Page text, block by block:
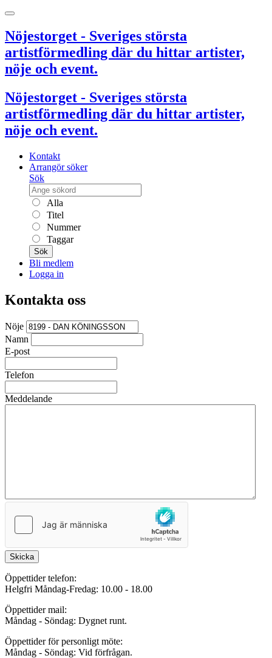
Nöjestorget - Sveriges största
artistförmedling där du hittar artister,
nöje och event.
Nöjestorget - Sveriges största
artistförmedling där du hittar artister,
nöje och event.
Kontakt
Arrangör söker
Sök
Alla
Titel
Nummer
Taggar
Sök
Bli medlem
Logga in
Kontakta oss
Nöje
Namn
E-post
Telefon
Meddelande
Skicka
Öppettider telefon:
Helgfri Måndag-Fredag: 10.00 - 18.00
Öppettider mail:
Måndag - Söndag: Dygnet runt.
Öppettider för personligt möte:
Måndag - Söndag: Vid förfrågan.